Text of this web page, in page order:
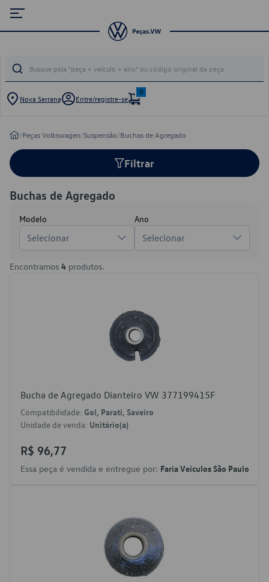
Nova Serrana Entre/registre-se
0
/Peças Volkswagen/Suspensão/Buchas de Agregado
Filtrar
Buchas de Agregado
Modelo
Selecionar
Ano
Selecionar
Encontramos 4 produtos.
Bucha de Agregado Dianteiro VW 377199415F
Compatibilidade: Gol, Parati, Saveiro
Unidade de venda: Unitário(a)
R$ 96,77
Essa peça é vendida e entregue por: Faria Veículos São Paulo